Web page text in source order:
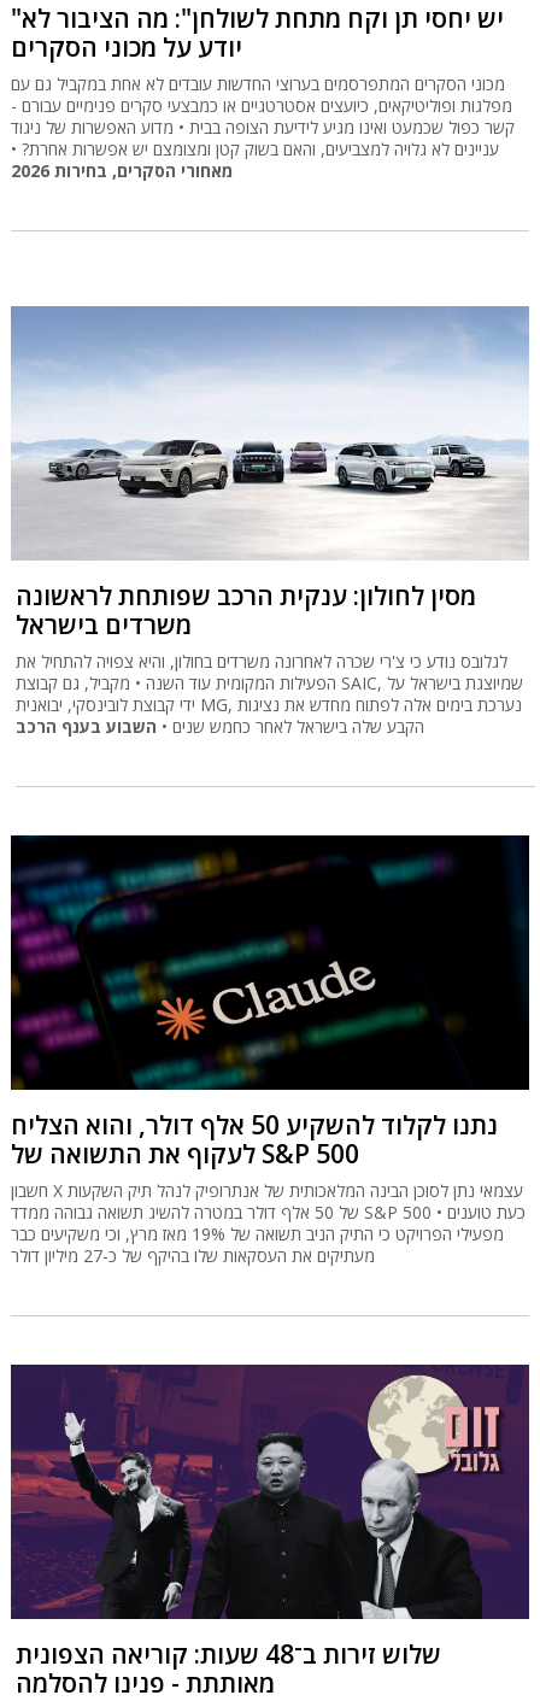
"יש יחסי תן וקח מתחת לשולחן": מה הציבור לא
יודע על מכוני הסקרים
מכוני הסקרים המתפרסמים בערוצי החדשות עובדים לא אחת במקביל גם עם
מפלגות ופוליטיקאים, כיועצים אסטרטגיים או כמבצעי סקרים פנימיים עבורם -
קשר כפול שכמעט ואינו מגיע לידיעת הצופה בבית • מדוע האפשרות של ניגוד
עניינים לא גלויה למצביעים, והאם בשוק קטן ומצומצם יש אפשרות אחרת? •
מסין לחולון: ענקית הרכב שפותחת לראשונה
משרדים בישראל
לגלובס נודע כי צ'רי שכרה לאחרונה משרדים בחולון, והיא צפויה להתחיל את
הפעילות המקומית עוד השנה • מקביל, גם קבוצת SAIC, שמיוצגת בישראל על
ידי קבוצת לובינסקי, יבואנית MG, נערכת בימים אלה לפתוח מחדש את נציגות
הקבע שלה בישראל לאחר כחמש שנים • השבוע בענף הרכב
נתנו לקלוד להשקיע 50 אלף דולר, והוא הצליח
לעקוף את התשואה של S&P 500
חשבון X עצמאי נתן לסוכן הבינה המלאכותית של אנתרופיק לנהל תיק השקעות
של 50 אלף דולר במטרה להשיג תשואה גבוהה ממדד S&P 500 • כעת טוענים
מפעילי הפרויקט כי התיק הניב תשואה של 19% מאז מרץ, וכי משקיעים כבר
מעתיקים את העסקאות שלו בהיקף של כ-27 מיליון דולר
שלוש זירות ב־48 שעות: קוריאה הצפונית
מאותתת - פנינו להסלמה